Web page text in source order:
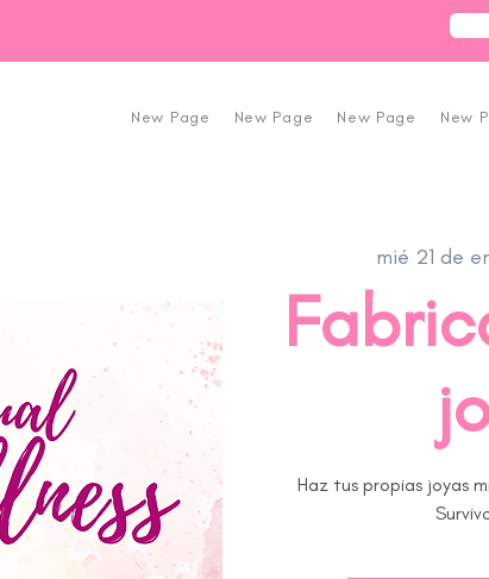
New Page New Page New Page New
mié 21 de
Haz tus propias joyas